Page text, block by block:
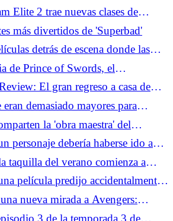
Elite 2 trae nuevas clases de
a la franquicia
más divertidos de 'Superbad'
detrás de escena donde las
tan glamorosas en la vida real
de Prince of Swords, el
capítulo de la serie Arcana
Kova
El gran regreso a casa de
eran demasiado mayores para
de acción
la 'obra maestra' del
realmente apesta jugar
personaje debería haberse ido a
taquilla del verano comienza a
1969
película predijo accidentalmente
nueva mirada a Avengers:
Loki en el centro de todo
3 de la temporada 3 de